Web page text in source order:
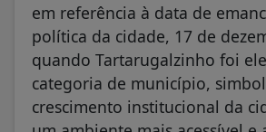
em referência à data de
política da cidade, 17 de
quando Tartarugalzinho foi
categoria de município,
crescimento institucional da